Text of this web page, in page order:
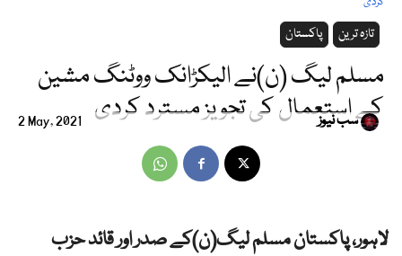
پاکستان تازہ ترین
مسلم لیگ (ن)نے الیکڑانک ووٹنگ مشین
کے استعمال کی تجویز مسترد کردی
2 May, 2021 سب نیوز
لاہور، پاکستان مسلم لیگ(ن)کے صدر اور قائد حزب